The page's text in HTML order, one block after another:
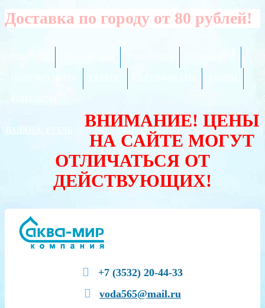
Доставка по городу от 80 рублей!
ВАЛЮТА:
ВНИМАНИЕ! ЦЕНЫ
НА САЙТЕ МОГУТ
ОТЛИЧАТЬСЯ ОТ
ДЕЙСТВУЮЩИХ!
+7 (3532) 20-44-33
voda565@mail.ru